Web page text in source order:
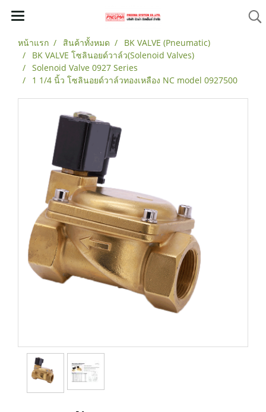
หน้าแรก สินค้าทั้งหมด
BK VALVE (Pneumatic)
BK VALVE โซลินอยด์วาล์ว(Solenoid Valves)
Solenoid Valve 0927 Series
1 1/4 นิ้ว โซลินอยด์วาล์วทองเหลือง NC model 0927500